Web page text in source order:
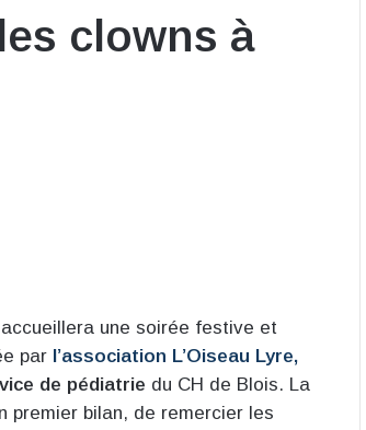
clowns à
accueillera une soirée festive et
par l’association L’Oiseau Lyre,
de pédiatrie du CH de Blois. La
premier bilan, de remercier les